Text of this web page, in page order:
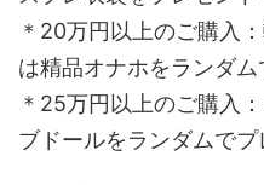
＊20万円以上のご購入
は精品オナホをランダ
＊25万円以上のご購入
ブドールをランダムでプ